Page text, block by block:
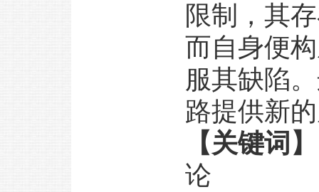
限制，其
而自身便
服其缺陷
路提供新
【关键词】
论